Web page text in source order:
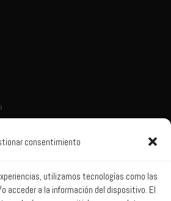
consentimiento
utilizamos tecnologías como las
acceder a la información del dispositivo. El